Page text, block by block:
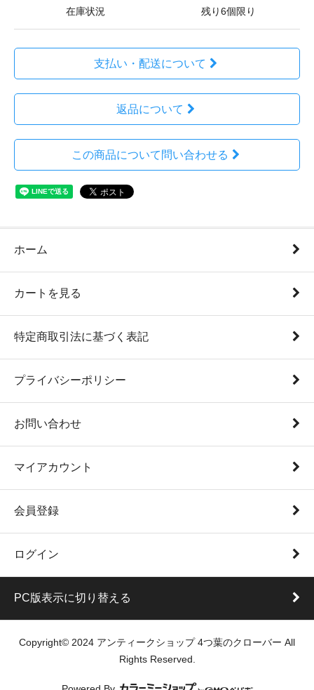
在庫状況 残り6個限り
支払い・配送について
返品について
この商品について問い合わせる
ホーム
カートを見る
特定商取引法に基づく表記
プライバシーポリシー
お問い合わせ
マイアカウント
会員登録
ログイン
PC版表示に切り替える
Copyright© 2024 アンティークショップ 4つ葉のクローバー All
Rights Reserved.